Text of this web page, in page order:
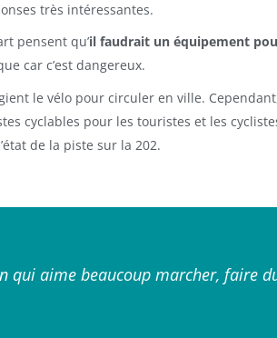
très intéressantes.
pensent qu’il faudrait un équipement
car c’est dangereux.
le vélo pour circuler en ville.
cyclables pour les touristes et les
de la piste sur la 202.
qui aime beaucoup marcher, faire